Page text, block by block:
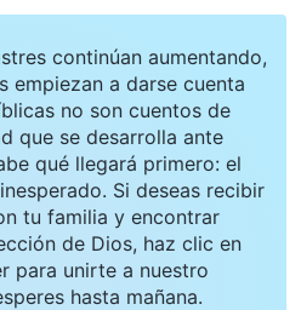
continúan aumentando,
empiezan a darse cuenta
no son cuentos de
que se desarrolla ante
qué llegará primero: el
Si deseas recibir
tu familia y encontrar
de Dios, haz clic en
para unirte a nuestro
hasta mañana.